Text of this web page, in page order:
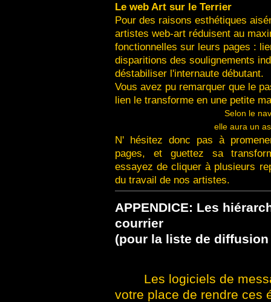
Le web Art sur le Terrier
Pour des raisons esthétiques
artistes web-art réduisent au
fonctionnelles sur leurs pages :
disparitions des soulignements
déstabiliser l'internaute débutant.
Vous avez pu remarquer que le
lien le transforme en une petite
Selon le
elle aura un
N' hésitez donc pas à
pages, et guettez sa
essayez de cliquer à plusieurs
du travail de nos artistes.
APPENDICE: Les
courrier
(pour la liste de
Les logiciels de
votre place de rendre ces